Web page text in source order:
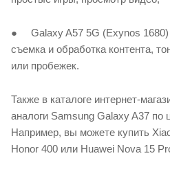
● Galaxy A57 5G (Exynos 1680)
съемка и обработка контента,
или пробежек.
Также в каталоге интернет-
аналоги Samsung Galaxy A37 по
Например, вы можете купить
Honor 400 или Huawei Nova 15